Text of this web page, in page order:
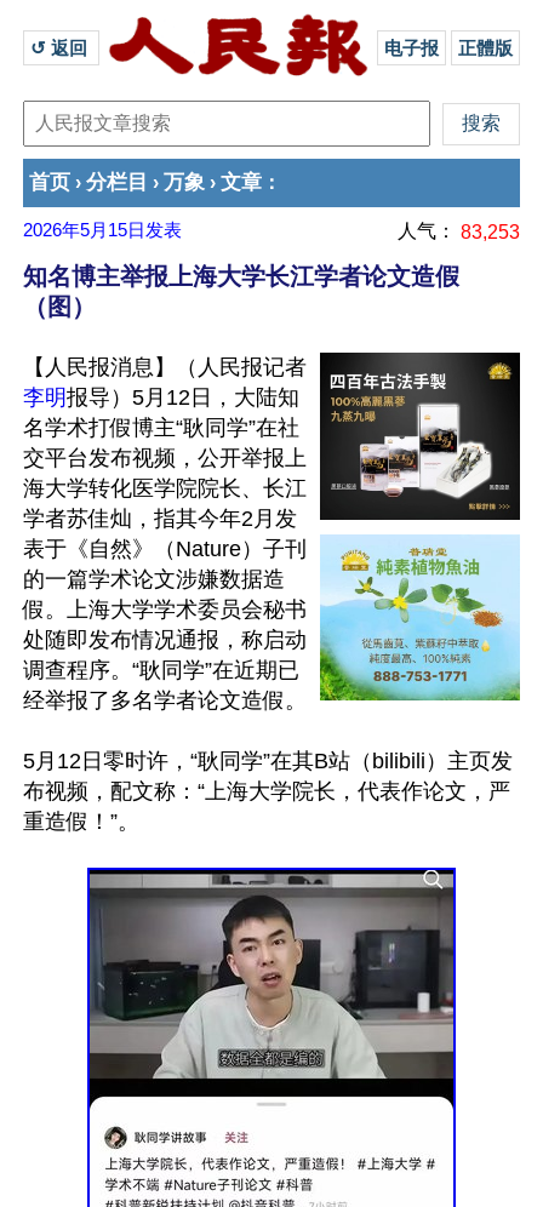
↺ 返回 电子报 正體版
首页 › 分栏目 › 万象 › 文章 ：
2026年5月15日 发表 人气： 83,253
知名博主举报上海大学长江学者论文造假
（图）
【人民报消息】（人民报记者
李明报导）5月12日，大陆知
名学术打假博主“耿同学”在社
交平台发布视频，公开举报上
海大学转化医学院院长、长江
学者苏佳灿，指其今年2月发
表于《自然》（Nature）子刊
的一篇学术论文涉嫌数据造
假。上海大学学术委员会秘书
处随即发布情况通报，称启动
调查程序。“耿同学”在近期已
经举报了多名学者论文造假。
5月12日零时许，“耿同学”在其B站（bilibili）主页发
布视频，配文称：“上海大学院长，代表作论文，严
重造假！”。